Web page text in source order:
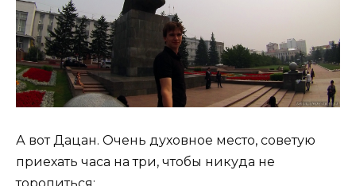
А вот Дацан. Очень духовное место, советую
приехать часа на три, чтобы никуда не
торопиться: